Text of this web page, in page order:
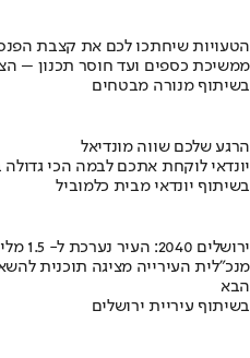
הטעויות שיחתכו לכם את קצבת
ממשיכת כספים ועד חוסר תכנון –
בשיתוף מנורה מבטחים
הרגע שלכם שווה מונדיאל
יונדאי לוקחת אתכם לבמה הכי גדולה
בשיתוף יונדאי מבית כלמוביל
ירושלים 2040: העיר נערכת ל- 1.5 מליון תושבים
מנכ"לית העירייה מציגה תוכנית
הבא
בשיתוף עיריית ירושלים